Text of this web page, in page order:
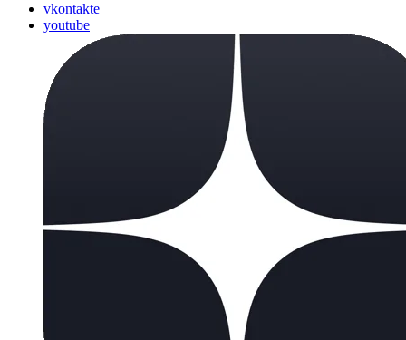
vkontakte
youtube